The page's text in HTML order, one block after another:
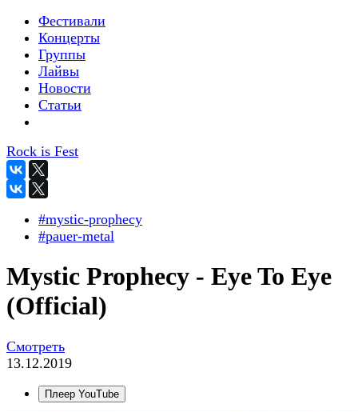
Фестивали
Концерты
Группы
Лайвы
Новости
Статьи
Rock is Fest
#mystic-prophecy
#pauer-metal
Mystic Prophecy - Eye To Eye
(Official)
Смотреть
13.12.2019
Плеер YouTube